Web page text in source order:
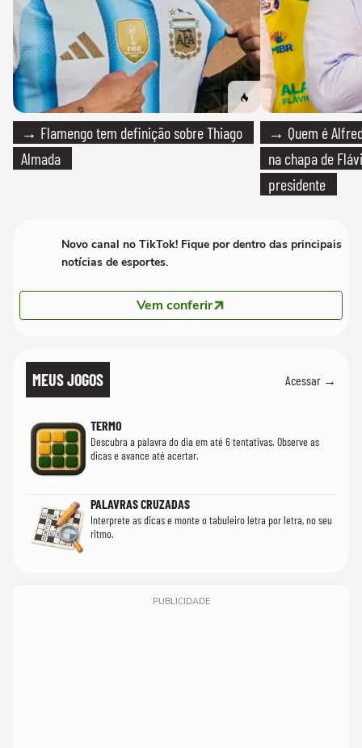
→ Flamengo tem definição sobre Thiago
Almada
→ Quem é
na chapa de
presidente
Novo canal no TikTok! Fique por dentro das principais
notícias de esportes.
Vem conferir
MEUS JOGOS Acessar →
TERMO
Descubra a palavra do dia em até 6 tentativas. Observe as
dicas e avance até acertar.
PALAVRAS CRUZADAS
Interprete as dicas e monte o tabuleiro letra por letra, no seu
ritmo.
PUBLICIDADE